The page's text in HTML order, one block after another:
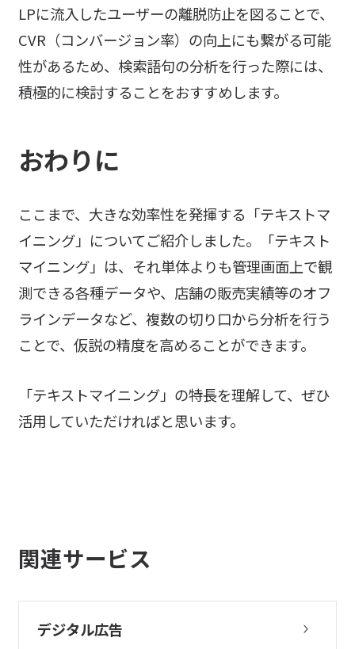
LPに流入したユーザーの離脱防止を図ることで、
CVR（コンバージョン率）の向上にも繋がる可能
性があるため、検索語句の分析を行った際には、
積極的に検討することをおすすめします。
おわりに
ここまで、大きな効率性を発揮する「テキストマ
イニング」についてご紹介しました。「テキスト
マイニング」は、それ単体よりも管理画面上で観
測できる各種データや、店舗の販売実績等のオフ
ラインデータなど、複数の切り口から分析を行う
ことで、仮説の精度を高めることができます。
「テキストマイニング」の特長を理解して、ぜひ
活用していただければと思います。
関連サービス
デジタル広告